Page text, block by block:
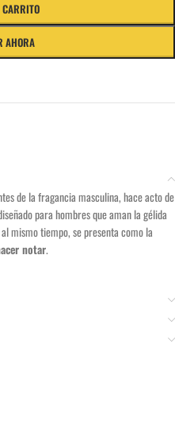
AHORA
de la fragancia masculina, hace acto de
para hombres que aman la gélida
mismo tiempo, se presenta como la
notar.